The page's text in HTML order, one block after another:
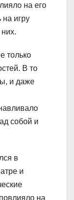
на его
на игру
только
В то
и даже
собой и
в
и
на